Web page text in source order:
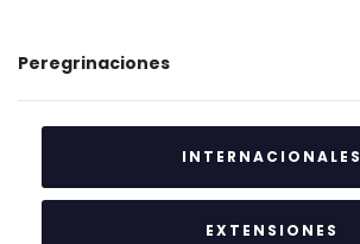
Peregrinaciones
INTERNACIONALES
EXTENSIONES